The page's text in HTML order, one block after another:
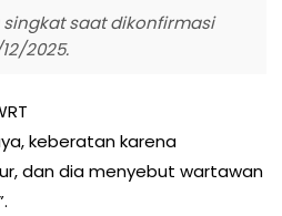
singkat saat dikonfirmasi
2025.
keberatan karena
dan dia menyebut wartawan